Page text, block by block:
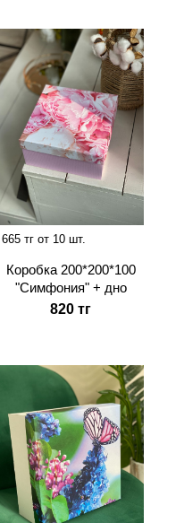
665 тг от 10 шт.
Коробка 200*200*100
"Симфония" + дно
820 тг